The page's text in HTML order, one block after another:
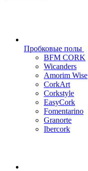
Пробковые полы
BFM CORK
Wicanders
Amorim Wise
CorkArt
Corkstyle
EasyCork
Fomentarino
Granorte
Ibercork